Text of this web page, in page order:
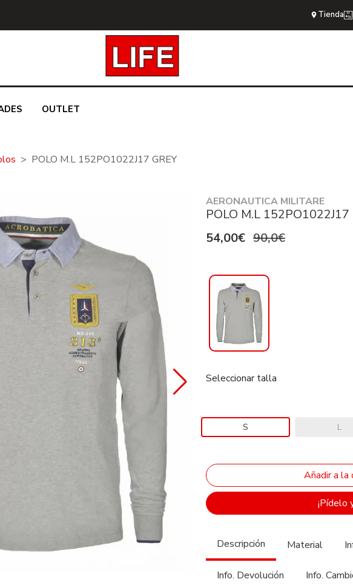
Tienda
OUTLET
POLO M.L 152PO1022J17 GREY
AERONAUTICA MILITARE
POLO M.L 152PO1022J17
54,00€ 90,0€
Seleccionar talla
S L
¡Pídelo
Descripción Material
Info. Devolución Info.